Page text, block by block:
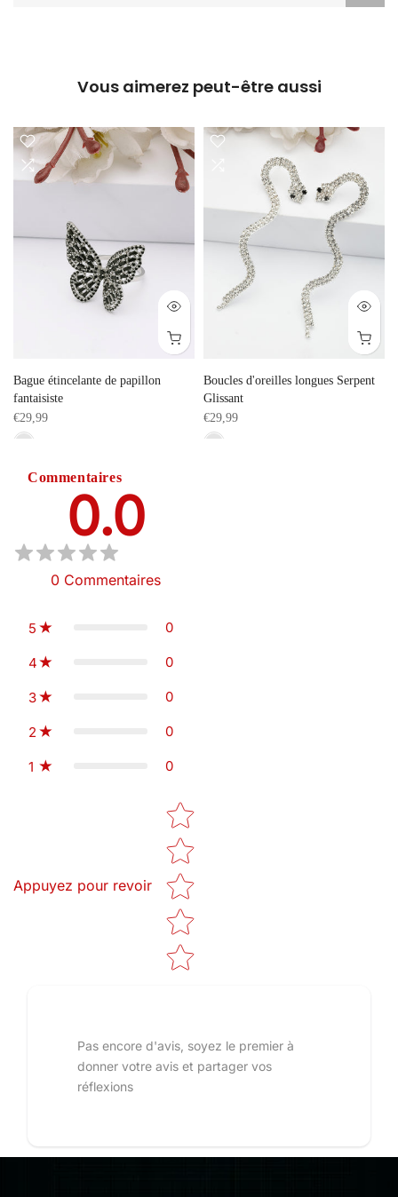
Vous aimerez peut-être aussi
Bague étincelante de papillon
fantaisiste
€29,99
Boucles d'oreilles longues Serpent
Glissant
€29,99
Commentaires
0.0
0 Commentaires
5 0
4 0
3 0
2 0
1 0
Appuyez pour revoir
Star rating
Pas encore d'avis, soyez le premier à
donner votre avis et partager vos
réflexions